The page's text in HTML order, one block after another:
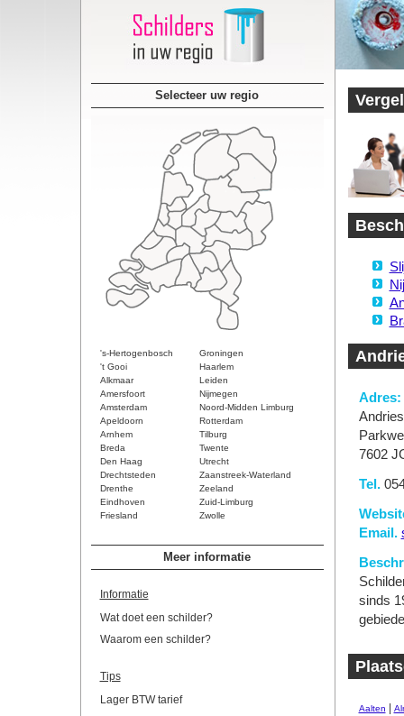
Selecteer uw regio
's-Hertogenbosch
Groningen
't Gooi
Haarlem
Alkmaar
Leiden
Amersfoort
Nijmegen
Amsterdam
Noord-Midden Limburg
Apeldoorn
Rotterdam
Arnhem
Tilburg
Breda
Twente
Den Haag
Utrecht
Drechtsteden
Zaanstreek-Waterland
Drenthe
Zeeland
Eindhoven
Zuid-Limburg
Friesland
Zwolle
Meer informatie
Informatie
Wat doet een schilder?
Waarom een schilder?
Tips
Lager BTW tarief
Adres:
7602
Tel.
Email.
sinds
Aalten